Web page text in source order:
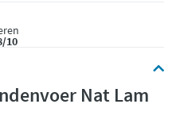
10
Nat Lam